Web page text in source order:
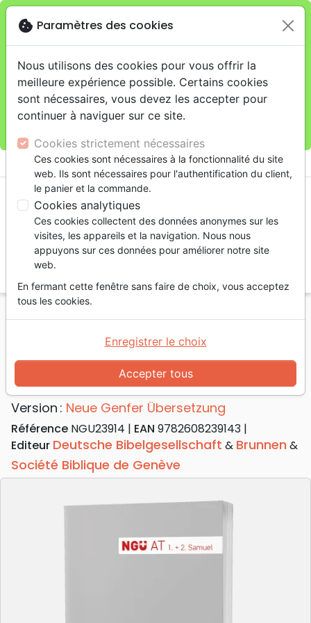
Je veux retirer ma commande au 4, rue Audubon
(Gare de Lyon), Parisclose
warningCette boutique en ligne est limitée au retrait en
magasin.
Pour les livraisons à domicile, veuillez passer vos
commandes sur la boutique La Maison de la Bible
shopping_cart
Accueil Bibles
Portions
Allemand, NGÜ AT - 1-2 Samuel - Broché
Allemand, NGÜ AT - 1-2 Samuel
Broché
Version : Neue Genfer Übersetzung
Référence NGU23914 EAN 9782608239143
Editeur Deutsche Bibelgesellschaft & Brunnen &
Société Biblique de Genève
cookie Paramètres des cookies
Nous utilisons des cookies pour vous offrir la
meilleure expérience possible. Certains cookies
sont nécessaires, vous devez les accepter pour
continuer à naviguer sur ce site.
Cookies strictement nécessaires
Ces cookies sont nécessaires à la fonctionnalité du site
web. Ils sont nécessaires pour l'authentification du client,
le panier et la commande.
Cookies analytiques
Ces cookies collectent des données anonymes sur les
visites, les appareils et la navigation. Nous nous
appuyons sur ces données pour améliorer notre site
web.
En fermant cette fenêtre sans faire de choix, vous acceptez
tous les cookies.
Accepter tous
Enregistrer le choix